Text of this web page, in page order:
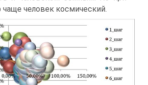
чаще человек космический.